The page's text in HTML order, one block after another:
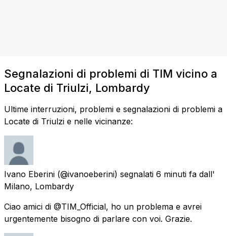
Segnalazioni di problemi di TIM vicino a
Locate di Triulzi, Lombardy
Ultime interruzioni, problemi e segnalazioni di problemi a
Locate di Triulzi e nelle vicinanze:
Ivano Eberini (@ivanoeberini) segnalati 6 minuti fa dall'
Milano, Lombardy
Ciao amici di @TIM_Official, ho un problema e avrei
urgentemente bisogno di parlare con voi. Grazie.